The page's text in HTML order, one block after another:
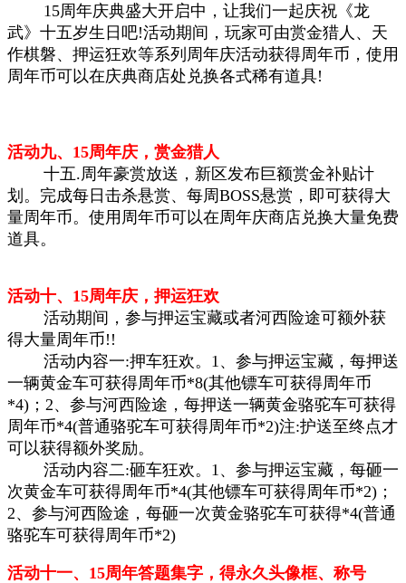
15周年庆典盛大开启中，让我们一起庆祝《龙
武》十五岁生日吧!活动期间，玩家可由赏金猎人、天
作棋磐、押运狂欢等系列周年庆活动获得周年币，使用
周年币可以在庆典商店处兑换各式稀有道具!
活动九、15周年庆，赏金猎人
十五.周年豪赏放送，新区发布巨额赏金补贴计
划。完成每日击杀悬赏、每周BOSS悬赏，即可获得大
量周年币。使用周年币可以在周年庆商店兑换大量免费
道具。
活动十、15周年庆，押运狂欢
活动期间，参与押运宝藏或者河西险途可额外获
得大量周年币!!
活动内容一:押车狂欢。1、参与押运宝藏，每押送
一辆黄金车可获得周年币*8(其他镖车可获得周年币
*4)；2、参与河西险途，每押送一辆黄金骆驼车可获得
周年币*4(普通骆驼车可获得周年币*2)注:护送至终点才
可以获得额外奖励。
活动内容二:砸车狂欢。1、参与押运宝藏，每砸一
次黄金车可获得周年币*4(其他镖车可获得周年币*2)；
2、参与河西险途，每砸一次黄金骆驼车可获得*4(普通
骆驼车可获得周年币*2)
活动十一、15周年答题集字，得永久头像框、称号